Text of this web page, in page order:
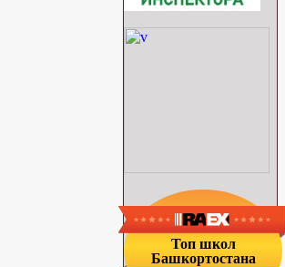
Топ школ
Башкортостана